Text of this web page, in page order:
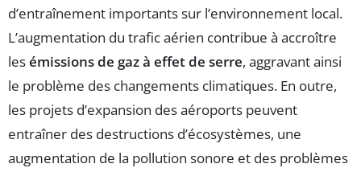
d’entraînement importants sur l’environnement local.
L’augmentation du trafic aérien contribue à accroître
lesémissions de gaz à effet de serre, aggravant ainsi
le problème des changements climatiques. En outre,
les projets d’expansion des aéroports peuvent
entraîner des destructions d’écosystèmes, une
augmentation de la pollution sonore et des problèmes